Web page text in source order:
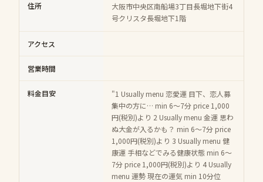
住所
大阪市中央区南船場3丁目長堀地下街4
号クリスタ長堀地下1階
アクセス
営業時間
料金目安
"1 Usually menu 恋愛運 目下、恋人募
集中の方に… min 6〜7分 price 1,000
円(税別)より 2 Usually menu 金運 思わ
ぬ大金が入るかも？ min 6〜7分 price
1,000円(税別)より 3 Usually menu 健
康運 手相などでみる健康状態 min 6〜
7分 price 1,000円(税別)より 4 Usually
menu 運勢 現在の運気 min 10分位